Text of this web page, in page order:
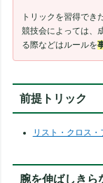
トリックを習得でき
競技会によっては、
る際などはルールを
前提トリック
リスト・クロス・
腕を伸ばしきら